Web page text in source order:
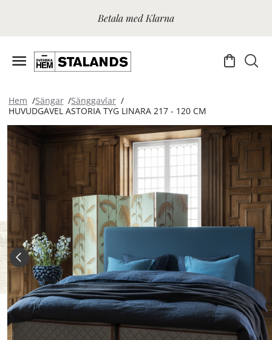
Betala med Klarna
Hem Sängar
Sänggavlar
HUVUDGAVEL ASTORIA TYG LINARA 217 - 120 CM